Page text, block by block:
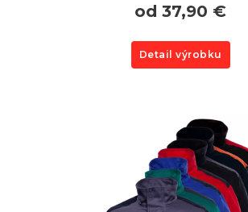
od 37,90 €
Detail výrobku